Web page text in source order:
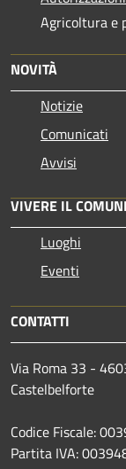
Agricoltura e
NOVITÀ
Notizie
Comunicati
Avvisi
VIVERE IL
Luoghi
Eventi
CONTATTI
Via Roma 33 -
Castelbelforte
Codice Fiscale:
Partita IVA: